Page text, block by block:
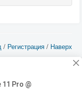
/ Регистрация / Наверх
в случае, если
- для прочих целей